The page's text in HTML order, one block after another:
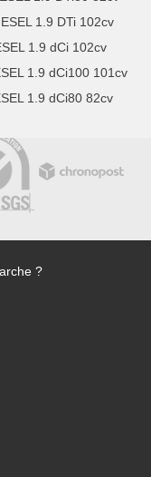
1.9 DTi 102cv
1.9 dCi 102cv
1.9 dCi100 101cv
1.9 dCi80 82cv
?